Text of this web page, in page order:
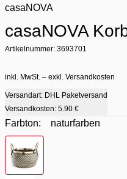
casaNOVA
casaNOVA
Artikelnummer: 3693701
inkl. MwSt. – exkl. Versandkosten
Versandart: DHL Paketversand
Versandkosten: 5.90 €
Farbton:
naturfarben
Farbton